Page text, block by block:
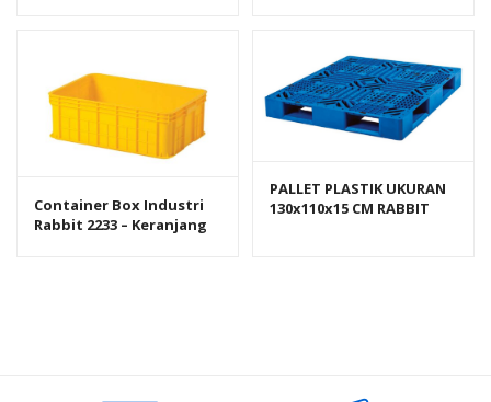
Container Box Industri
Rabbit 2233 – Keranjang
PALLET PLASTIK UKURAN
130x110x15 CM RABBIT